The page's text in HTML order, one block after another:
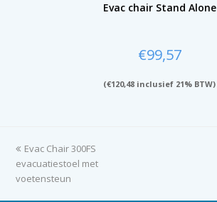
Evac chair Stand Alone
€99,57
(€120,48 inclusief 21% BTW)
previous
post:
Evac Chair 300FS
evacuatiestoel met
voetensteun